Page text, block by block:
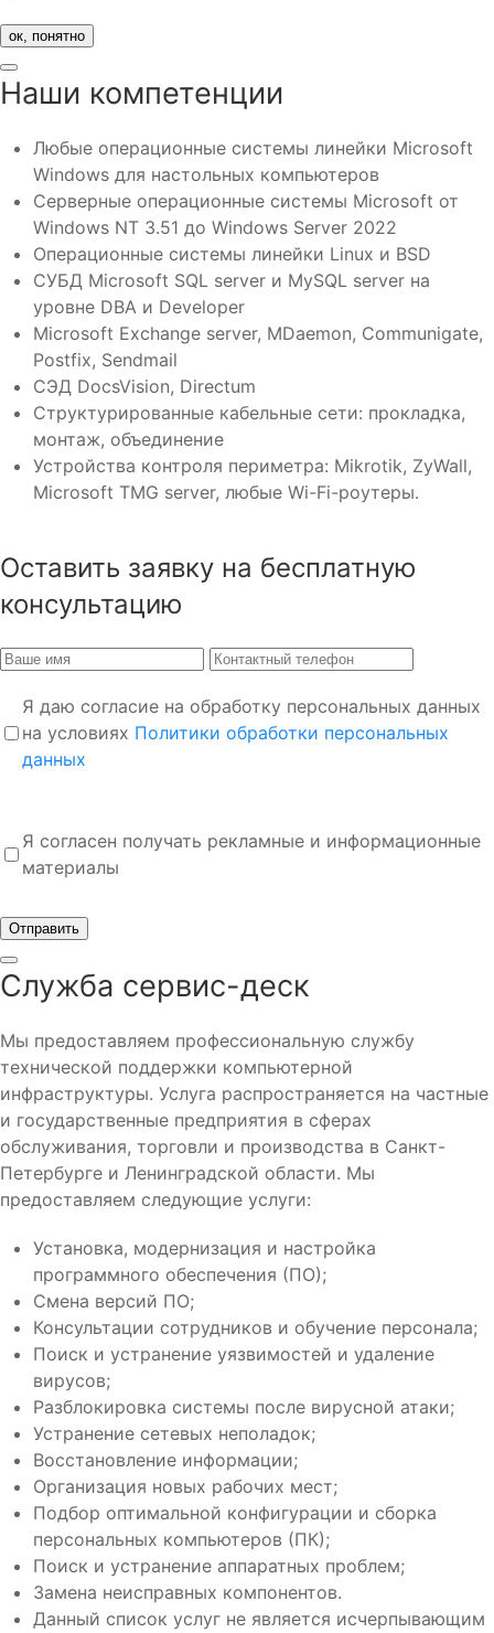
ок, понятно
Наши компетенции
Любые операционные системы линейки Microsoft
Windows для настольных компьютеров
Серверные операционные системы Microsoft от
Windows NT 3.51 до Windows Server 2022
Операционные системы линейки Linux и BSD
СУБД Microsoft SQL server и MySQL server на
уровне DBA и Developer
Microsoft Exchange server, MDaemon, Communigate,
Postfix, Sendmail
СЭД DocsVision, Directum
Структурированные кабельные сети: прокладка,
монтаж, объединение
Устройства контроля периметра: Mikrotik, ZyWall,
Microsoft TMG server, любые Wi-Fi-роутеры.
Оставить заявку на бесплатную
консультацию
Я даю согласие на обработку персональных данных
на условиях Политики обработки персональных
данных
Я согласен получать рекламные и информационные
материалы
Отправить
Служба сервис-деск
Мы предоставляем профессиональную службу
технической поддержки компьютерной
инфраструктуры. Услуга распространяется на частные
и государственные предприятия в сферах
обслуживания, торговли и производства в Санкт-
Петербурге и Ленинградской области. Мы
предоставляем следующие услуги:
Установка, модернизация и настройка
программного обеспечения (ПО);
Смена версий ПО;
Консультации сотрудников и обучение персонала;
Поиск и устранение уязвимостей и удаление
вирусов;
Разблокировка системы после вирусной атаки;
Устранение сетевых неполадок;
Восстановление информации;
Организация новых рабочих мест;
Подбор оптимальной конфигурации и сборка
персональных компьютеров (ПК);
Поиск и устранение аппаратных проблем;
Замена неисправных компонентов.
Данный список услуг не является исчерпывающим